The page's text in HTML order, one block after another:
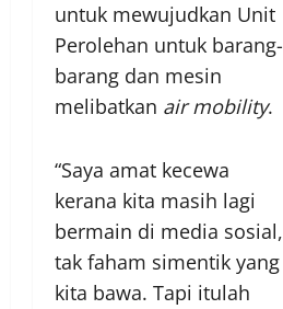
untuk mewujudkan Unit
Perolehan untuk barang-
barang dan mesin
melibatkan air mobility.
“Saya amat kecewa
kerana kita masih lagi
bermain di media sosial,
tak faham simentik yang
kita bawa. Tapi itulah